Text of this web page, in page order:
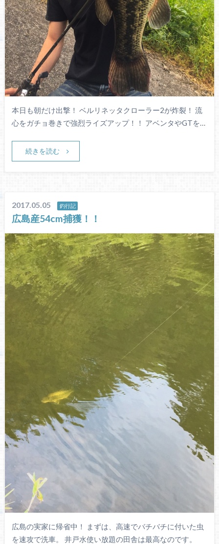
本日も朝だけ出撃！ ベルリネッタクローラー2が炸裂！ 流
心をガチョ巻きで強烈ライズアップ！！ アベンタやGTを…
続きを読む
2017.05.05 釣行記
広島産54cm捕獲！！
広島の実家に帰省中！ まずは、高速でバチバチに付いた虫
を速攻で洗車。 井戸水使い放題の田舎は最高なのです。